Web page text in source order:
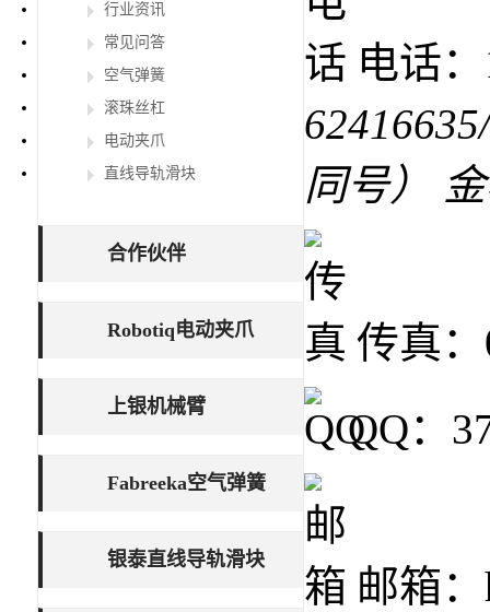
行业资讯
常见问答
空气弹簧
滚珠丝杠
电动夹爪
直线导轨滑块
合作伙伴
Robotiq电动夹爪
上银机械臂
Fabreeka空气弹簧
银泰直线导轨滑块
电话
同号）
传真：
QQ：
邮箱